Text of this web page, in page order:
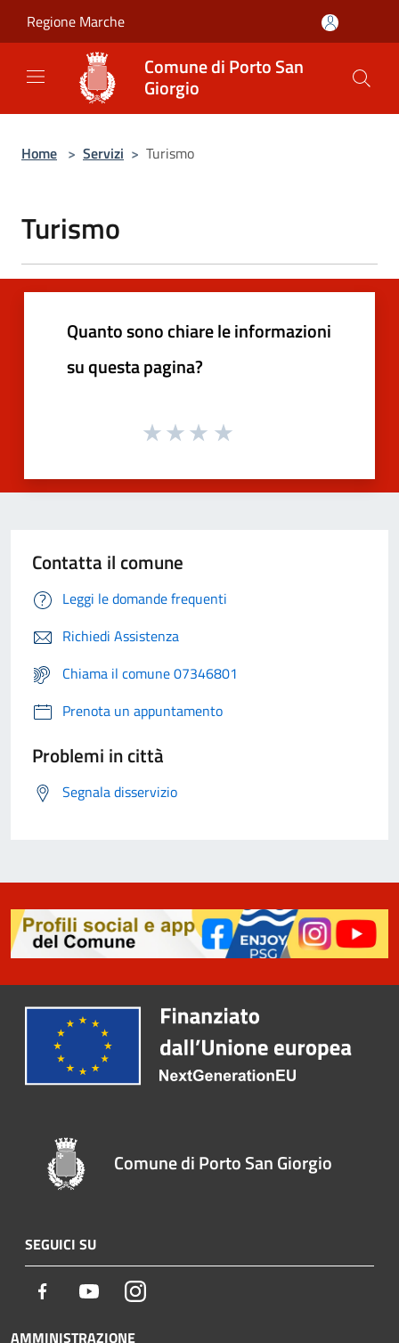
Regione Marche
Comune di Porto San
Giorgio
Home > Servizi > Turismo
Turismo
Quanto sono chiare le informazioni
su questa pagina?
Contatta il comune
Leggi le domande frequenti
Richiedi Assistenza
Chiama il comune 07346801
Prenota un appuntamento
Problemi in città
Segnala disservizio
Comune di Porto San Giorgio
SEGUICI SU
Facebook YoutubeInstagram
AMMINISTRAZIONE